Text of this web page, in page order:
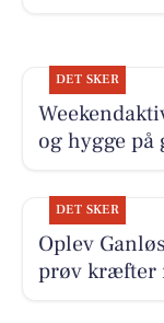
DET SKER
og hygge på
DET SKER
Oplev
prøv kræfter